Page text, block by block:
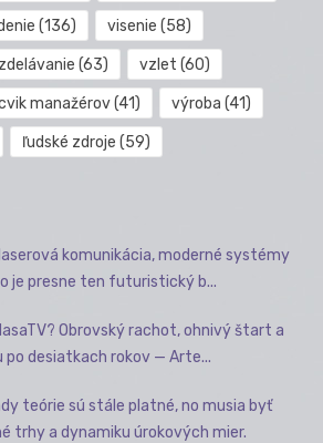
(136) visenie (58)
(63) vzlet (60)
manažérov(41) výroba (41)
ľudské zdroje (59)
laserová komunikácia, moderné systémy
je presne ten futuristický b...
Obrovský rachot, ohnivý štart a
po desiatkach rokov — Arte...
teórie sú stále platné, no musia byť
trhy a dynamiku úrokových mier.